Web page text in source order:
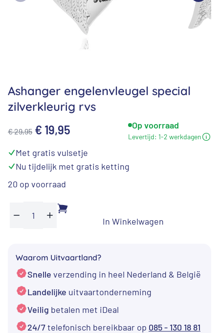
Ashanger engelenvleugel special
zilverkleurig rvs
€29,95 Oorspronkelijke
was:
€ 29,95.
€ 19,95
is:
€ 19,95.
Op voorraad
Levertijd: 1-2 werkdagen
⁠Met gratis vulsetje
⁠Nu tijdelijk met gratis ketting
20 op voorraad
Ashanger
zilverkleurig
rvs
aantal
In Winkelwagen
Waarom Uitvaartland?
Snelle verzending in heel Nederland & België
Landelijke uitvaartonderneming
Veilig betalen met iDeal
24/7telefonisch bereikbaar op 085 - 130 18 81